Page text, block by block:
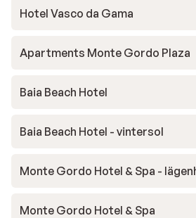
Hotel Vasco da Gama
Apartments Monte Gordo Plaza
Baia Beach Hotel
Baia Beach Hotel - vintersol
Monte Gordo Hotel & Spa -
Monte Gordo Hotel & Spa